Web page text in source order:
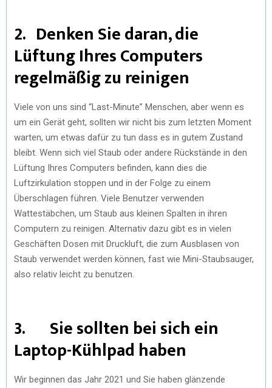
2. Denken Sie daran, die
Lüftung Ihres Computers
regelmäßig zu reinigen
Viele von uns sind “Last-Minute” Menschen, aber wenn es
um ein Gerät geht, sollten wir nicht bis zum letzten Moment
warten, um etwas dafür zu tun dass es in gutem Zustand
bleibt. Wenn sich viel Staub oder andere Rückstände in den
Lüftung Ihres Computers befinden, kann dies die
Luftzirkulation stoppen und in der Folge zu einem
Überschlagen führen. Viele Benutzer verwenden
Wattestäbchen, um Staub aus kleinen Spalten in ihren
Computern zu reinigen. Alternativ dazu gibt es in vielen
Geschäften Dosen mit Druckluft, die zum Ausblasen von
Staub verwendet werden können, fast wie Mini-Staubsauger,
also relativ leicht zu benutzen.
3. Sie sollten bei sich ein
Laptop-Kühlpad haben
Wir beginnen das Jahr 2021 und Sie haben glänzende